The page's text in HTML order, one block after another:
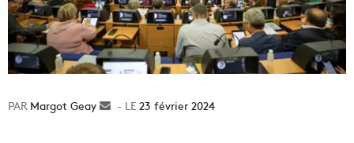
Margot Geay
Envoyer23 février 2024